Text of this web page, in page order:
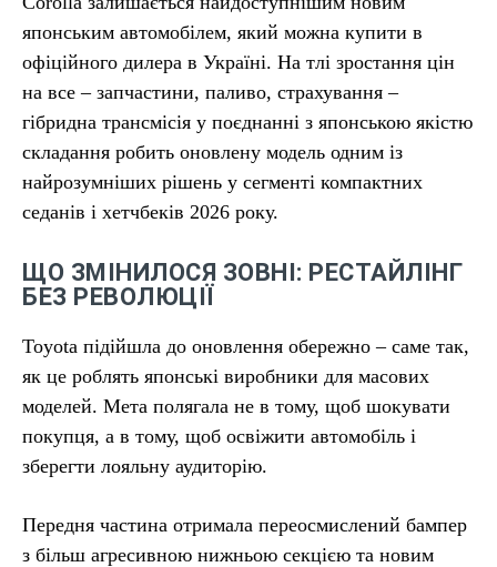
японським автомобілем, який можна купити в
офіційного дилера в Україні. На тлі зростання цін
на все – запчастини, паливо, страхування –
гібридна трансмісія у поєднанні з японською якістю
складання робить оновлену модель одним із
найрозумніших рішень у сегменті компактних
седанів і хетчбеків 2026 року.
ЩО ЗМІНИЛОСЯ ЗОВНІ: РЕСТАЙЛІНГ
БЕЗ РЕВОЛЮЦІЇ
Toyota підійшла до оновлення обережно – саме так,
як це роблять японські виробники для масових
моделей. Мета полягала не в тому, щоб шокувати
покупця, а в тому, щоб освіжити автомобіль і
зберегти лояльну аудиторію.
Передня частина отримала переосмислений бампер
з більш агресивною нижньою секцією та новим